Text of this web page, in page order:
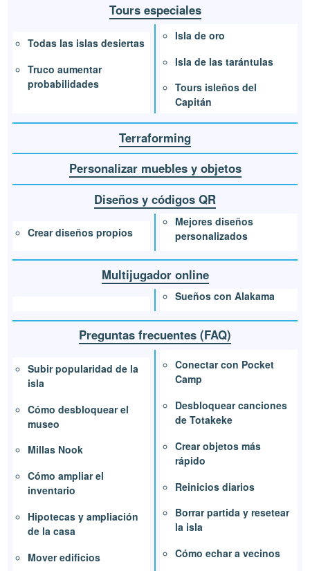
Tours especiales
Todas las islas desiertas
Truco aumentar
probabilidades
Isla de oro
Isla de las tarántulas
Tours isleños del
Capitán
Terraforming
Personalizar muebles y objetos
Diseños y códigos QR
Crear diseños propios
Mejores diseños
personalizados
Multijugador online
Sueños con Alakama
Preguntas frecuentes (FAQ)
Subir popularidad de la
isla
Cómo desbloquear el
museo
Millas Nook
Cómo ampliar el
inventario
Hipotecas y ampliación
de la casa
Mover edificios
Conectar con Pocket
Camp
Desbloquear canciones
de Totakeke
Crear objetos más
rápido
Reinicios diarios
Borrar partida y resetear
la isla
Cómo echar a vecinos